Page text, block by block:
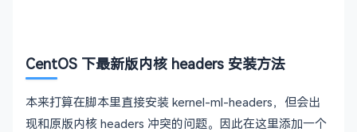
CentOS 下最新版内核 headers 安装方法
本来打算在脚本里直接安装 kernel-ml-headers，但会出
现和原版内核 headers 冲突的问题。因此在这里添加一个